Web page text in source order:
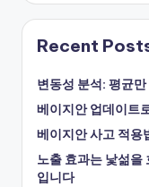
Recent
변동성 분석: 평균
베이지안 업데이트
베이지안 사고 적용
노출 효과는 낯섦을
입니다